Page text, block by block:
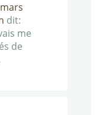
dit:
me
de